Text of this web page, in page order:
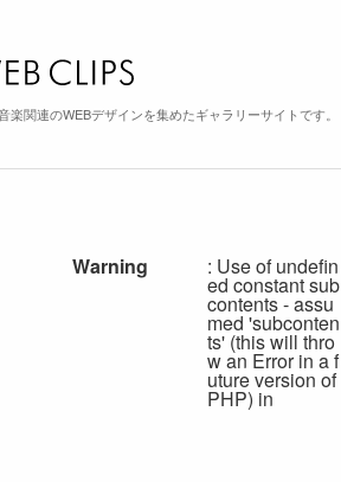
関連のWEBデザインを集めたギャラリーサイトです。
Warning : Use of undefin
ed constant sub
contents - assu
med 'subconten
ts' (this will thro
w an Error in a f
uture version of
PHP) in